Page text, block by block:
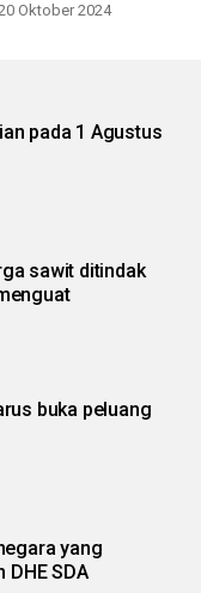
Oktober 2024
pada 1 Agustus
sawit ditindak
buka peluang
yang
DHE SDA